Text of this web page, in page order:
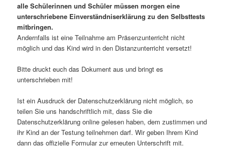
alle Schülerinnen und Schüler müssen morgen eine
unterschriebene Einverständniserklärung zu den Selbsttests
mitbringen.
Andernfalls ist eine Teilnahme am Präsenzunterricht nicht
möglich und das Kind wird in den Distanzunterricht versetzt!
Bitte druckt euch das Dokument aus und bringt es
unterschrieben mit!
Ist ein Ausdruck der Datenschutzerklärung nicht möglich, so
teilen Sie uns handschriftlich mit, dass Sie die
Datenschutzerklärung online gelesen haben, dem zustimmen und
ihr Kind an der Testung teilnehmen darf. Wir geben Ihrem Kind
dann das offizielle Formular zur erneuten Unterschrift mit.